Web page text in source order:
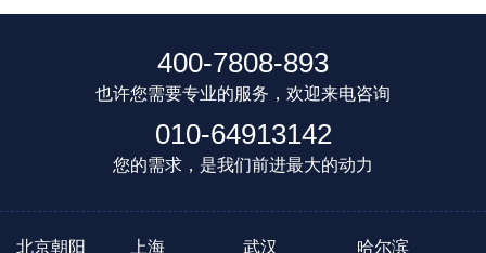
400-7808-893
也许您需要专业的服务，欢迎来电咨询
010-64913142
您的需求，是我们前进最大的动力
北京朝阳 上海 武汉 哈尔滨